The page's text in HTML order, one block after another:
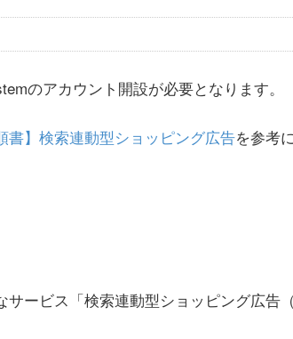
のアカウント開設が必要となります。
書】検索連動型ショッピング広告を参考
ービス「検索連動型ショッピング広告